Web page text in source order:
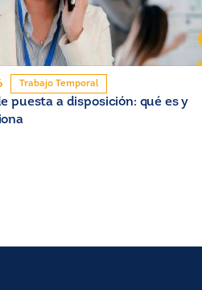
Trabajo Temporal
puesta a disposición: qué es y